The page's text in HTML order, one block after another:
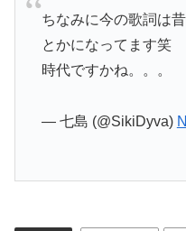
ちなみに今の歌詞は
とかになってます笑
時代ですかね。。。
— 七島 (@SikiDyva)